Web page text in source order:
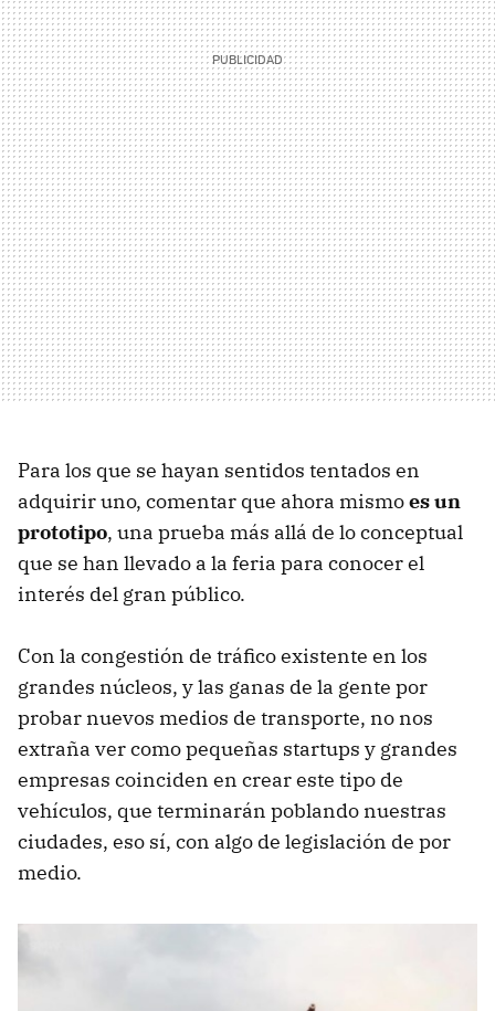
Para los que se hayan sentidos tentados en
adquirir uno, comentar que ahora mismoes un
prototipo, una prueba más allá de lo conceptual
que se han llevado a la feria para conocer el
interés del gran público.
Con la congestión de tráfico existente en los
grandes núcleos, y las ganas de la gente por
probar nuevos medios de transporte, no nos
extraña ver como pequeñas startups y grandes
empresas coinciden en crear este tipo de
vehículos, que terminarán poblando nuestras
ciudades, eso sí, con algo de legislación de por
medio.